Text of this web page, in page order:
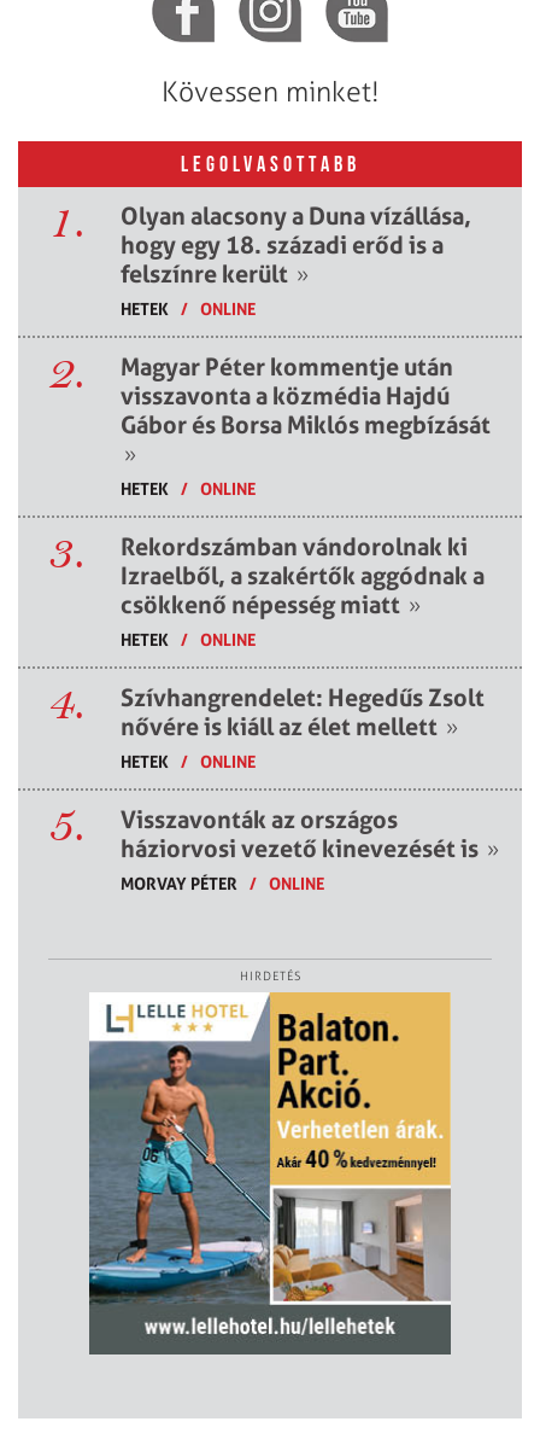
Kövessen minket!
LEGOLVASOTTABB
1.
Olyan alacsony a Duna vízállása,
hogy egy 18. századi erőd is a
felszínre került »
HETEK / ONLINE
2.
Magyar Péter kommentje után
visszavonta a közmédia Hajdú
Gábor és Borsa Miklós megbízását
»
HETEK / ONLINE
3.
Rekordszámban vándorolnak ki
Izraelből, a szakértők aggódnak a
csökkenő népesség miatt »
HETEK / ONLINE
4.
Szívhangrendelet: Hegedűs Zsolt
nővére is kiáll az élet mellett »
HETEK / ONLINE
5.
Visszavonták az országos
háziorvosi vezető kinevezését is »
MORVAY PÉTER / ONLINE
HIRDETÉS